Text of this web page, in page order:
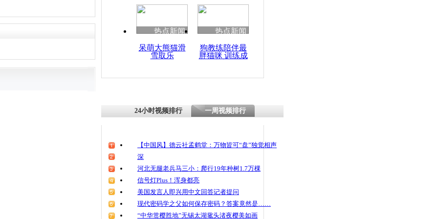
清明祭英烈 哀思悼忠
副县长涉履历造假 回
热点新闻
呆萌大熊猫滑
雪取乐
热点新闻
狗教练陪伴最
胖猫咪 训练成
24小时视频排行 一周视频排行
【中国风】德云社孟鹤堂：万物皆可“盘”独觉相声
深
河北无腿老兵马三小：爬行19年种树1.7万棵
信号灯Plus！浑身都亮
美国发言人即兴用中文回答记者提问
现代密码学之父如何保存密码？答案竟然是……
“中华赏樱胜地”无锡太湖鼋头渚夜樱美如画